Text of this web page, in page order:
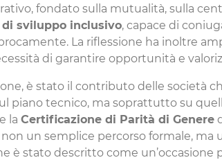
fondato sulla mutualità, sulla
di sviluppo inclusivo, capace di
La riflessione ha inoltre
di garantire opportunità e
è stato il contributo delle società
piano tecnico, ma soprattutto su
la Certificazione di Parità di Genere
un semplice percorso formale,
stato descritto come un’occasione